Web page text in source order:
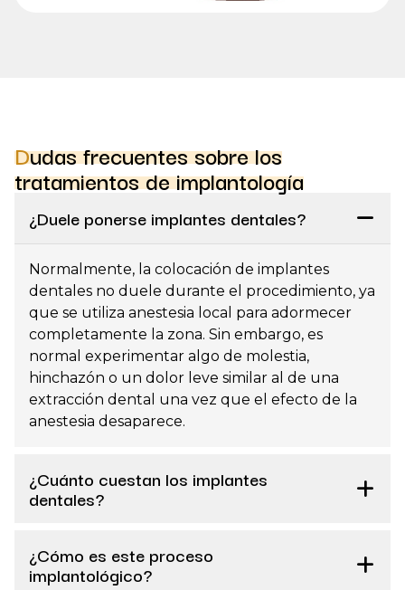
Dudas frecuentes sobre los
tratamientos de implantología
¿Duele ponerse implantes dentales?
Normalmente, la colocación de implantes
dentales no duele durante el procedimiento, ya
que se utiliza anestesia local para adormecer
completamente la zona. Sin embargo, es
normal experimentar algo de molestia,
hinchazón o un dolor leve similar al de una
extracción dental una vez que el efecto de la
anestesia desaparece.
¿Cuánto cuestan los implantes
dentales?
¿Cómo es este proceso
implantológico?